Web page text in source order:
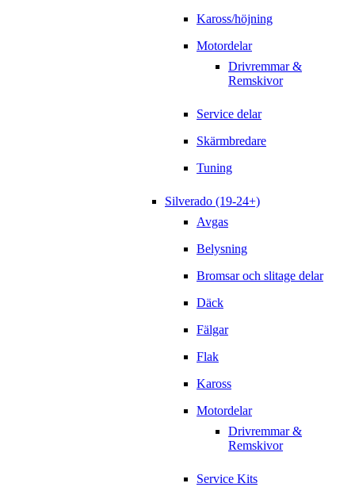
Kaross/höjning
Motordelar
Drivremmar &
Remskivor
Service delar
Skärmbredare
Tuning
Silverado (19-24+)
Avgas
Belysning
Bromsar och slitage delar
Däck
Fälgar
Flak
Kaross
Motordelar
Drivremmar &
Remskivor
Service Kits